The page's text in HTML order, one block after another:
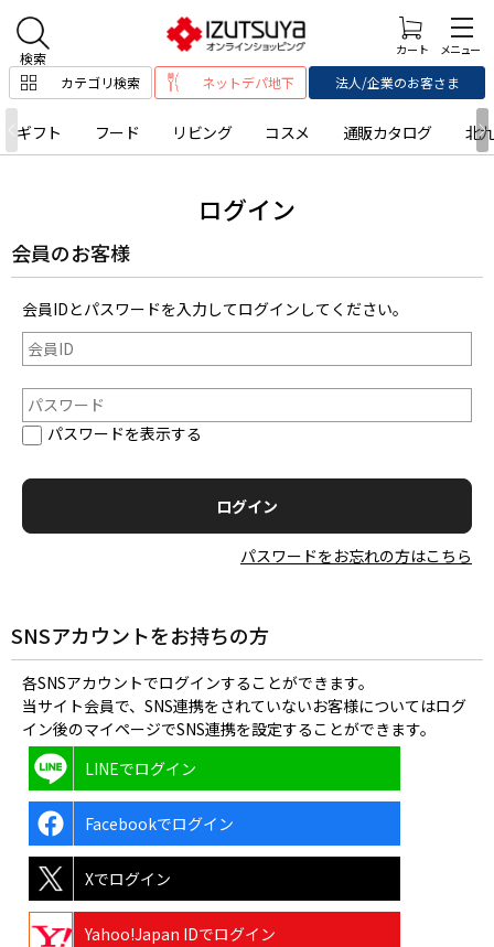
カテゴリ検索 ネットデパ地下 法人/企業のお客さま
ギフト フード リビング コスメ 通販カタログ 北
ログイン
会員のお客様
会員IDとパスワードを入力してログインしてください。
パスワードを表示する
パスワードをお忘れの方はこちら
SNSアカウントをお持ちの方
各SNSアカウントでログインすることができます。
当サイト会員で、SNS連携をされていないお客様についてはログ
イン後のマイページでSNS連携を設定することができます。
LINEでログイン
Facebookでログイン
Xでログイン
Yahoo!Japan IDでログイン